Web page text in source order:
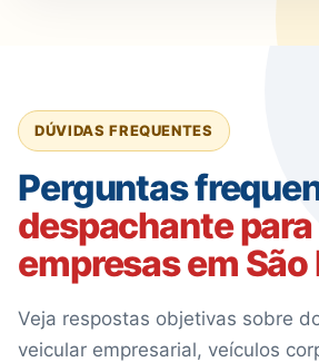
DÚVIDAS FREQUENTES
Perguntas
despachante para
empresas em São
Veja respostas objetivas sobre
veicular empresarial, veículos